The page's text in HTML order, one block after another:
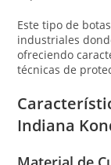
Este tipo de
industriales
ofreciendo
técnicas de
Indiana